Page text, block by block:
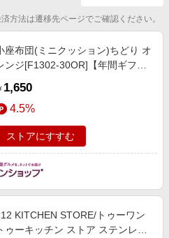
ン
割払い
方法は遷移先ページでご確認ください。
座布団(ミニクッション)ちどり オ
ンジ[F1302-30OR]【年間ギフ
フト】
1,650
4.5%
ストアにすすむ
KITCHEN STORE/トゥーワン
ゥーキッチン ストア ステンレス